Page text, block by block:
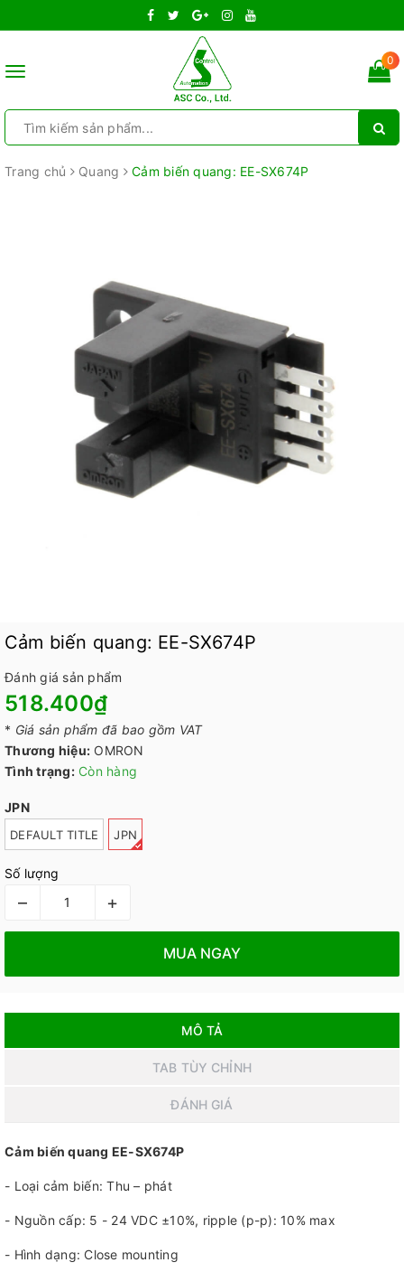
Toggle
0
Trang chủ Quang Cảm biến quang: EE-SX674P
Cảm biến quang: EE-SX674P
Đánh giá sản phẩm
518.400₫
* Giá sản phẩm đã bao gồm VAT
Thương hiệu: OMRON
Tình trạng: Còn hàng
JPN
DEFAULT TITLE JPN
Số lượng
– +
MUA NGAY
MÔ TẢ
TAB TÙY CHỈNH
ĐÁNH GIÁ
Cảm biến quang EE-SX674P
- Loại cảm biến: Thu – phát
- Nguồn cấp: 5 - 24 VDC ±10%, ripple (p-p): 10% max
- Hình dạng: Close mounting